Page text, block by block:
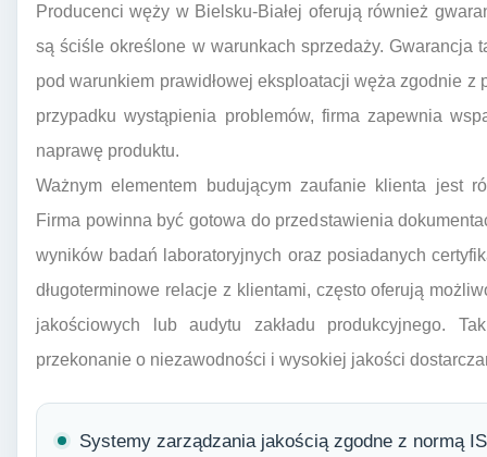
Producenci węży w Bielsku-Białej oferują również
są ściśle określone w warunkach sprzedaży. Gwarancja
pod warunkiem prawidłowej eksploatacji węża zgodnie
przypadku wystąpienia problemów, firma zapewnia
naprawę produktu.
Ważnym elementem budującym zaufanie klienta jest
Firma powinna być gotowa do przedstawienia
wyników badań laboratoryjnych oraz posiadanych
długoterminowe relacje z klientami, często oferują
jakościowych lub audytu zakładu produkcyjnego.
przekonanie o niezawodności i wysokiej jakości
Systemy zarządzania jakością zgodne z normą